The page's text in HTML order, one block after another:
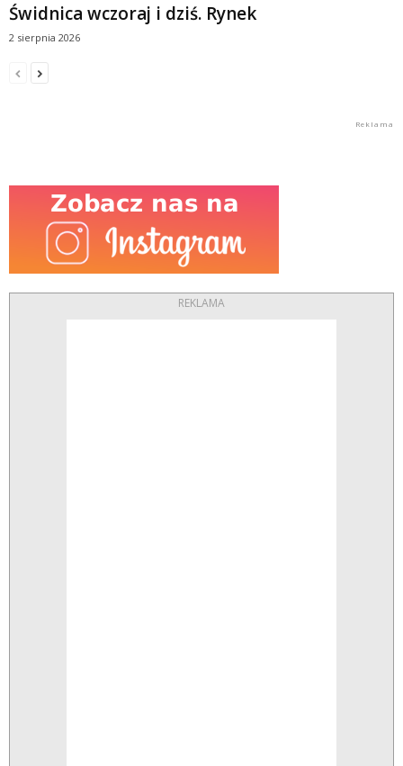
Świdnica wczoraj i dziś. Rynek
2 sierpnia 2026
REKLAMA